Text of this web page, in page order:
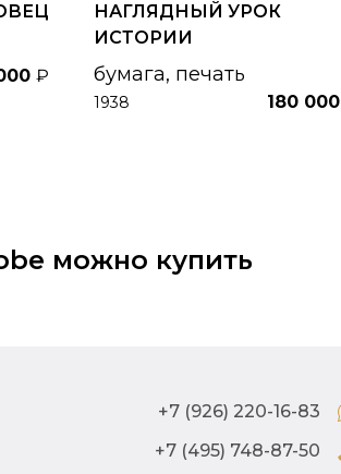
₽
НАГЛЯДНЫЙ УРОК
ИСТОРИИ
бумага, печать
1938 180 000
можно купить
+7 (926) 220-16-83
+7 (495) 748-87-50